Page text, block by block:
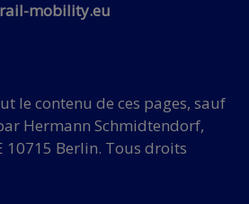
mobility.eu
le contenu de ces pages, sauf
Hermann Schmidtendorf,
10715 Berlin. Tous droits